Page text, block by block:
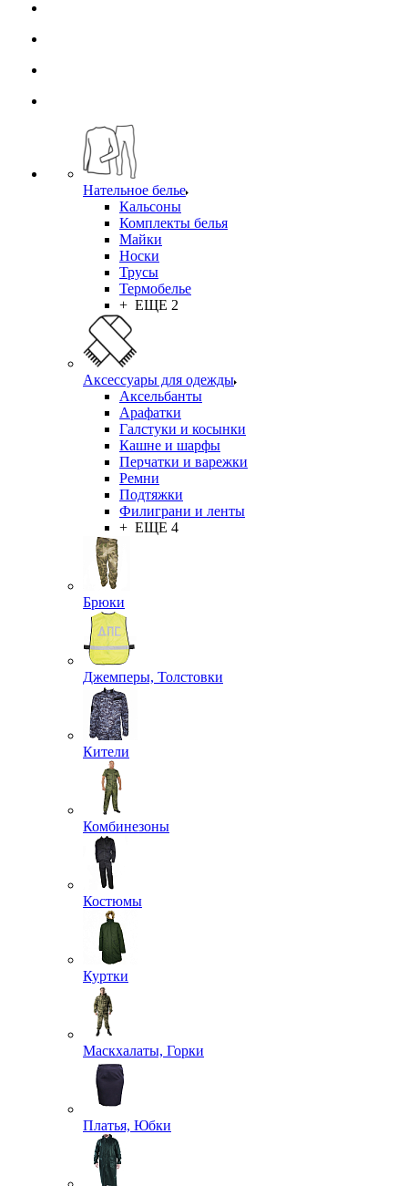
Нательное белье
Кальсоны
Комплекты белья
Майки
Носки
Трусы
Термобелье
+ ЕЩЕ 2
Аксессуары для одежды
Аксельбанты
Арафатки
Галстуки и косынки
Кашне и шарфы
Перчатки и варежки
Ремни
Подтяжки
Филиграни и ленты
+ ЕЩЕ 4
Брюки
Джемперы, Толстовки
Кители
Комбинезоны
Костюмы
Куртки
Маскхалаты, Горки
Платья, Юбки